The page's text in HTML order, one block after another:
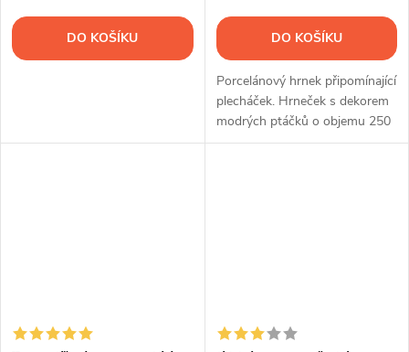
DO KOŠÍKU DO KOŠÍKU
Porcelánový hrnek připomínající
plecháček. Hrneček s dekorem
modrých ptáčků o objemu 250
ml.